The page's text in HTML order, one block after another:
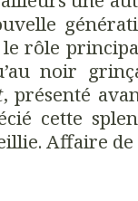
le rôle
noir
, présenté
cette
Affaire